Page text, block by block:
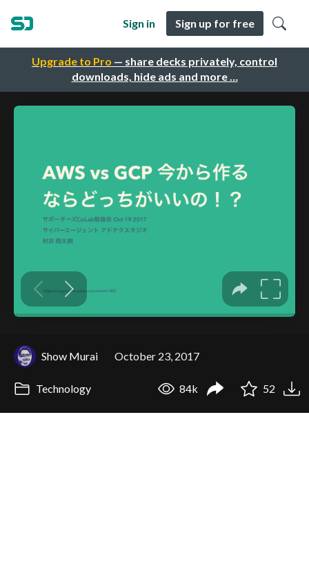
Upgrade to Pro — share decks privately, control
downloads, hide ads and more …
Sign in Sign up for free
Show Murai October 23, 2017
Technology 84k 52